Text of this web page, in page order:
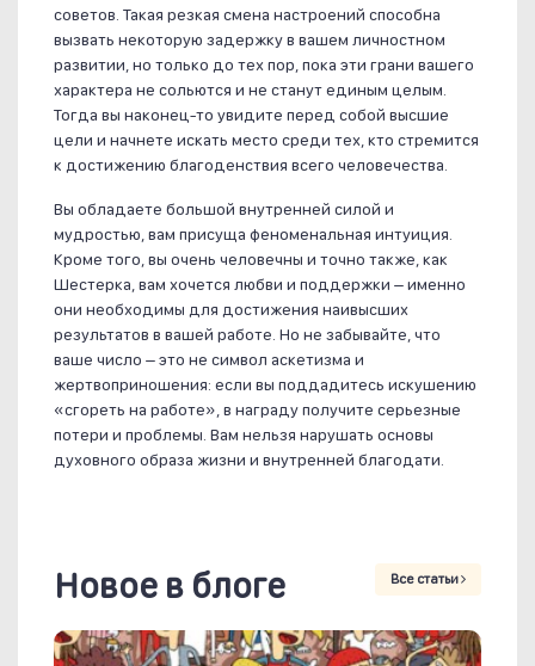
советов. Такая резкая смена настроений способна
вызвать некоторую задержку в вашем личностном
развитии, но только до тех пор, пока эти грани вашего
характера не сольются и не станут единым целым.
Тогда вы наконец-то увидите перед собой высшие
цели и начнете искать место среди тех, кто стремится
к достижению благоденствия всего человечества.
Вы обладаете большой внутренней силой и
мудростью, вам присуща феноменальная интуиция.
Кроме того, вы очень человечны и точно также, как
Шестерка, вам хочется любви и поддержки – именно
они необходимы для достижения наивысших
результатов в вашей работе. Но не забывайте, что
ваше число – это не символ аскетизма и
жертвоприношения: если вы поддадитесь искушению
«сгореть на работе», в награду получите серьезные
потери и проблемы. Вам нельзя нарушать основы
духовного образа жизни и внутренней благодати.
Новое в блоге Все статьи